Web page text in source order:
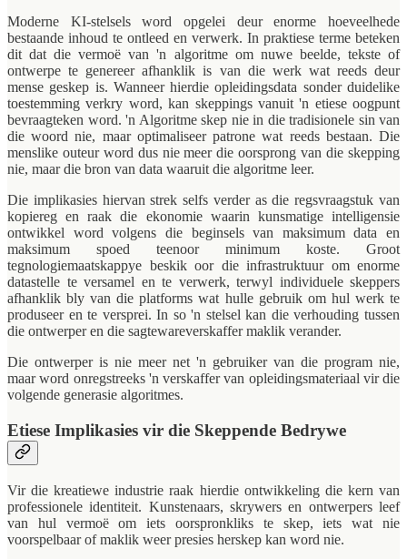
Moderne KI-stelsels word opgelei deur enorme hoeveelhede
bestaande inhoud te ontleed en verwerk. In praktiese terme beteken
dit dat die vermoë van 'n algoritme om nuwe beelde, tekste of
ontwerpe te genereer afhanklik is van die werk wat reeds deur
mense geskep is. Wanneer hierdie opleidingsdata sonder duidelike
toestemming verkry word, kan skeppings vanuit 'n etiese oogpunt
bevraagteken word. 'n Algoritme skep nie in die tradisionele sin van
die woord nie, maar optimaliseer patrone wat reeds bestaan. Die
menslike outeur word dus nie meer die oorsprong van die skepping
nie, maar die bron van data waaruit die algoritme leer.
Die implikasies hiervan strek selfs verder as die regsvraagstuk van
kopiereg en raak die ekonomie waarin kunsmatige intelligensie
ontwikkel word volgens die beginsels van maksimum data en
maksimum spoed teenoor minimum koste. Groot
tegnologiemaatskappye beskik oor die infrastruktuur om enorme
datastelle te versamel en te verwerk, terwyl individuele skeppers
afhanklik bly van die platforms wat hulle gebruik om hul werk te
produseer en te versprei. In so 'n stelsel kan die verhouding tussen
die ontwerper en die sagtewareverskaffer maklik verander.
Die ontwerper is nie meer net 'n gebruiker van die program nie,
maar word onregstreeks 'n verskaffer van opleidingsmateriaal vir die
volgende generasie algoritmes.
Etiese Implikasies vir die Skeppende Bedrywe
Vir die kreatiewe industrie raak hierdie ontwikkeling die kern van
professionele identiteit. Kunstenaars, skrywers en ontwerpers leef
van hul vermoë om iets oorspronkliks te skep, iets wat nie
voorspelbaar of maklik weer presies herskep kan word nie.